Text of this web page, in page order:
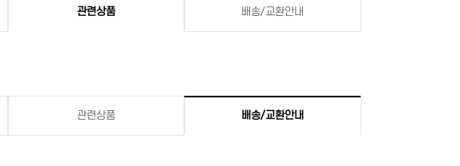
관련상품 배송/교환안내
관련상품 배송/교환안내